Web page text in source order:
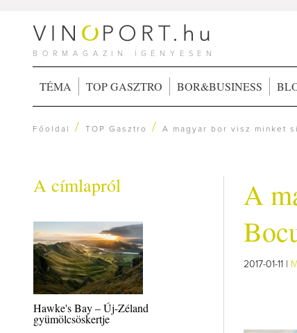
BORMAGAZIN IGÉNYESEN
TÉMA TOP GASZTRO BOR&BUSINESS
Főoldal /TOP Gasztro /A magyar bor visz minket
A címlapról
Hawke's Bay – Új-Zéland
gyümölcsöskertje
A
2017-01-11 |